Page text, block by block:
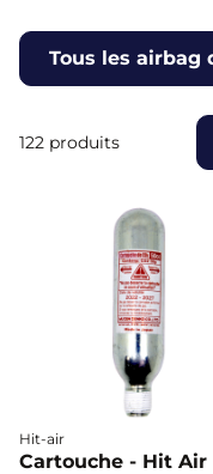
optimale lors de
compétitions.
Tous les airbag
122 produits
Hit-air
Cartouche - Hit Air